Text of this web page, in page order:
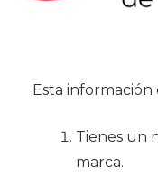
Esta información
Tienes un
marca.